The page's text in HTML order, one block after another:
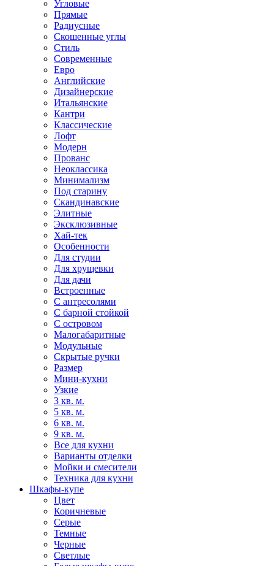
Угловые
Прямые
Радиусные
Скошенные углы
Стиль
Современные
Евро
Английские
Дизайнерские
Итальянские
Кантри
Классические
Лофт
Модерн
Прованс
Неоклассика
Минимализм
Под старину
Скандинавские
Элитные
Эксклюзивные
Хай-тек
Особенности
Для студии
Для хрущевки
Для дачи
Встроенные
С антресолями
С барной стойкой
С островом
Малогабаритные
Модульные
Скрытые ручки
Размер
Мини-кухни
Узкие
3 кв. м.
5 кв. м.
6 кв. м.
9 кв. м.
Все для кухни
Варианты отделки
Мойки и смесители
Техника для кухни
Шкафы-купе
Цвет
Коричневые
Серые
Темные
Черные
Светлые